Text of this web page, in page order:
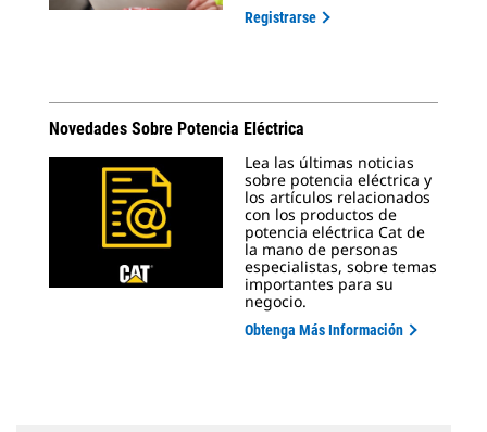
Registrarse
Novedades Sobre Potencia Eléctrica
Lea las últimas noticias
sobre potencia eléctrica y
los artículos relacionados
con los productos de
potencia eléctrica Cat de
la mano de personas
especialistas, sobre temas
importantes para su
negocio.
Obtenga Más Información